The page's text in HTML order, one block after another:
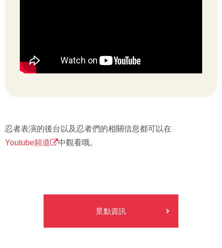
忍者表演的後台以及忍者們的相關信息都可以在
Youtube頻道
中觀看哦。
景點資訊